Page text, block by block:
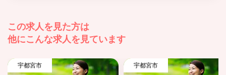
この求人を見た方は
他にこんな求人を見ています
宇都宮市 宇都宮市